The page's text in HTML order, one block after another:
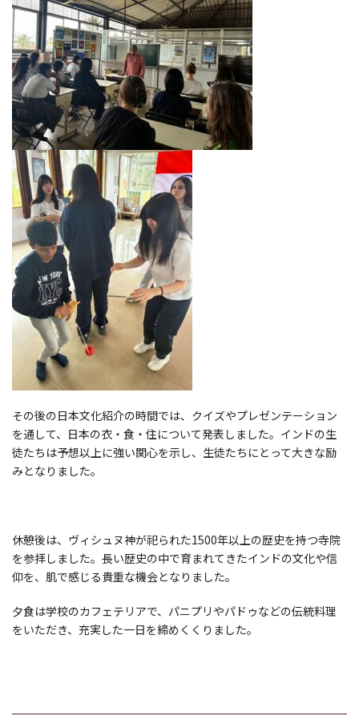
その後の日本文化紹介の時間では、クイズやプレゼンテーション
を通して、日本の衣・食・住について発表しました。インドの生
徒たちは予想以上に強い関心を示し、生徒たちにとって大きな励
みとなりました。
休憩後は、ヴィシュヌ神が祀られた1500年以上の歴史を持つ寺院
を参拝しました。長い歴史の中で育まれてきたインドの文化や信
仰を、肌で感じる貴重な機会となりました。
夕食は学校のカフェテリアで、パニプリやパドゥなどの伝統料理
をいただき、充実した一日を締めくくりました。